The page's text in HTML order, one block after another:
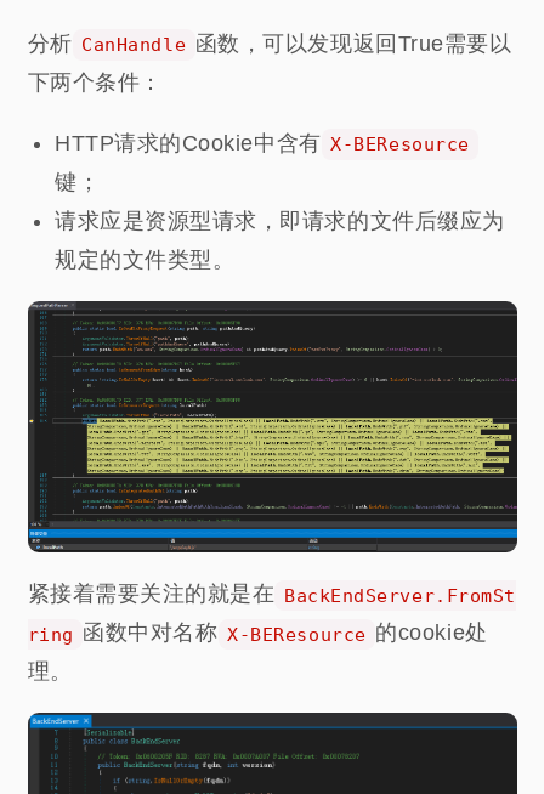
分析 CanHandle 函数，可以发现返回True需要以
下两个条件：
HTTP请求的Cookie中含有 X-BEResource
键；
请求应是资源型请求，即请求的文件后缀应为
规定的文件类型。
紧接着需要关注的就是在 BackEndServer.FromSt
ring 函数中对名称 X-BEResource 的cookie处
理。